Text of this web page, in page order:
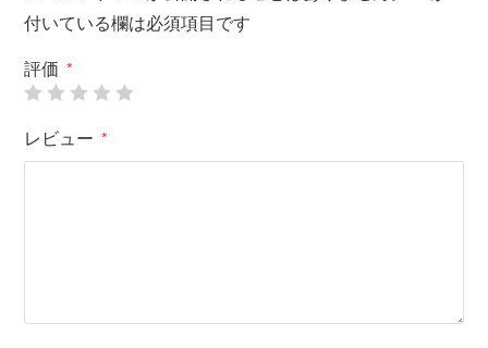
付いている欄は必須項目です
評価
*
レビュー *